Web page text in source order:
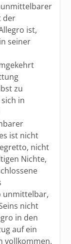
der
ist,
seiner
zu
in
ist nicht
nicht
Nichte,
unmittelbar,
nicht
in den
auf ein
vollkommen,